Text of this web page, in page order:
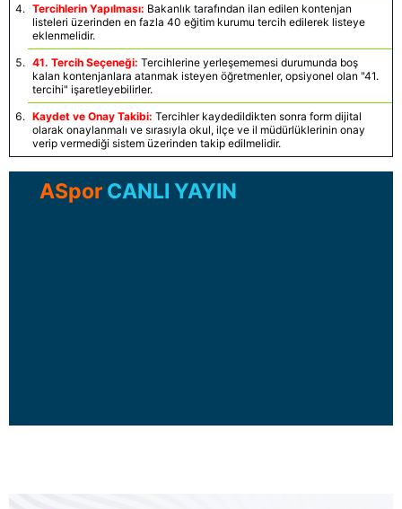
Tercihlerin Yapılması: Bakanlık tarafından ilan edilen kontenjan
listeleri üzerinden en fazla 40 eğitim kurumu tercih edilerek listeye
eklenmelidir.
41. Tercih Seçeneği: Tercihlerine yerleşememesi durumunda boş
kalan kontenjanlara atanmak isteyen öğretmenler, opsiyonel olan "41.
tercihi" işaretleyebilirler.
Kaydet ve Onay Takibi: Tercihler kaydedildikten sonra form dijital
olarak onaylanmalı ve sırasıyla okul, ilçe ve il müdürlüklerinin onay
verip vermediği sistem üzerinden takip edilmelidir.
ASpor CANLI YAYIN